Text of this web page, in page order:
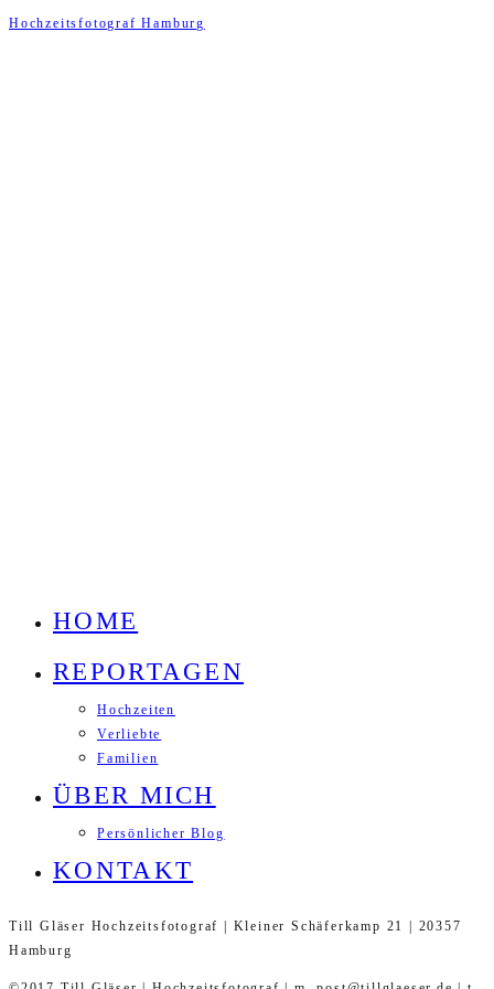
Hochzeitsfotograf Hamburg
HOME
REPORTAGEN
Hochzeiten
Verliebte
Familien
ÜBER MICH
Persönlicher Blog
KONTAKT
Till Gläser Hochzeitsfotograf | Kleiner Schäferkamp 21 | 20357
Hamburg